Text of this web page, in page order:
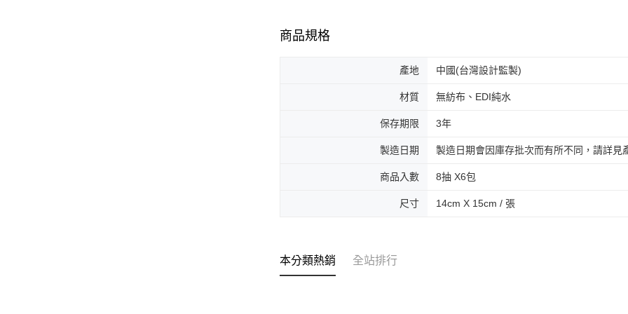
商品規格
產地 中國(台灣設計監製)
材質 無紡布、EDI純水
保存期限 3年
製造日期 製造日期會因庫存批次而有所不同，請詳見
商品入數 8抽 X6包
尺寸 14cm X 15cm / 張
本分類熱銷 全站排行